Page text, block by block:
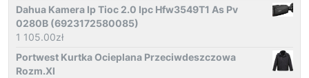
Dahua Kamera Ip Tioc 2.0 Ipc Hfw3549T1 As Pv
0280B (6923172580085)
1 105.00zł
Portwest Kurtka Ocieplana Przeciwdeszczowa
Rozm.Xl